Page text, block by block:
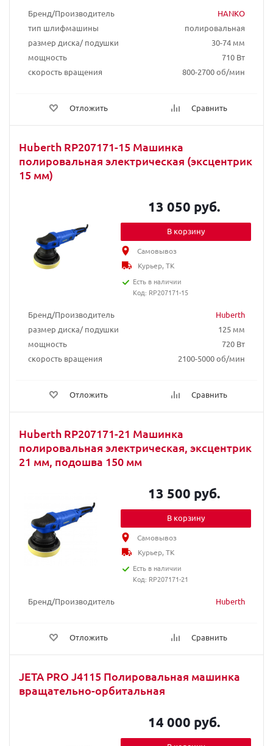
Бренд/Производитель
HANKO
тип шлифмашины
полировальная
размер диска/ подушки
30-74 мм
мощность
710 Вт
скорость вращения
800-2700 об/мин
Отложить Сравнить
Huberth RP207171-15 Машинка
полировальная электрическая (эксцентрик
15 мм)
Бренд/Производитель
Huberth
размер диска/ подушки
125 мм
мощность
720 Вт
скорость вращения
2100-5000 об/мин
Отложить Сравнить
13 050 руб.
В корзину
Самовывоз
Курьер, ТК
Есть в наличии
Код: RP207171-15
Huberth RP207171-21 Машинка
полировальная электрическая, эксцентрик
21 мм, подошва 150 мм
Бренд/Производитель Huberth
Отложить Сравнить
13 500 руб.
В корзину
Самовывоз
Курьер, ТК
Есть в наличии
Код: RP207171-21
JETA PRO J4115 Полировальная машинка
вращательно-орбитальная
14 000 руб.